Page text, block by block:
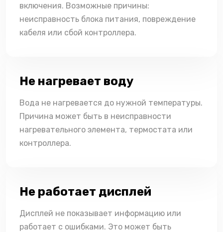
включения. Возможные причины:
неисправность блока питания, повреждение
кабеля или сбой контроллера.
Не нагревает воду
Вода не нагревается до нужной температуры.
Причина может быть в неисправности
нагревательного элемента, термостата или
контроллера.
Не работает дисплей
Дисплей не показывает информацию или
работает с ошибками. Это может быть